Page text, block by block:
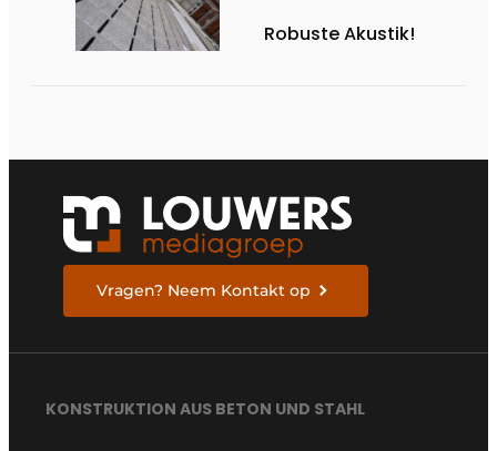
Robuste Akustik!
Vragen? Neem Kontakt op
KONSTRUKTION AUS BETON UND STAHL